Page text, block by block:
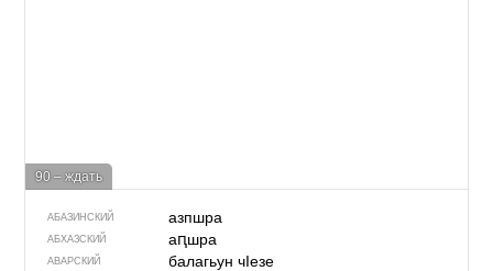
90 – ждать
АБАЗИНСКИЙ азпшра
АБХАЗСКИЙ аԥшра
АВАРСКИЙ балагьун чIезе